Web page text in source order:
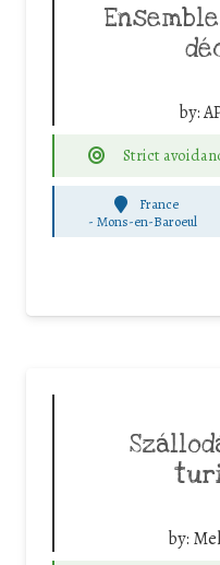
by:
Strict
France
-Mons-en-Baroeul
by: